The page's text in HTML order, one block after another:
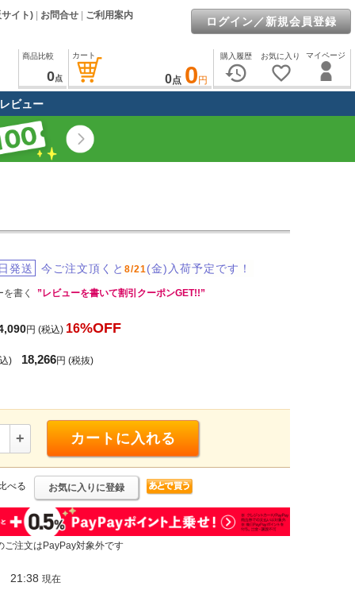
イト) お問合せ ご利用案内 ログイン／新規会員登録
マイページ
お気に入り
favorite_border
購入履歴
history
カート
0点 0 円
商品比較
0点
ビュー
発送 今ご注文頂くと 8/21(金)入荷予定です！
書く ”レビューを書いて割引クーポンGET!!”
円 (税込) 16%OFF
) 18,266円 (税抜)
+ カートに入れる
べる お気に入りに登録
注文はPayPay対象外です
21:38 現在